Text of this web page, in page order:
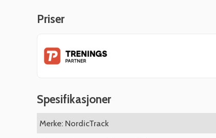
Priser
Spesifikasjoner
Merke: NordicTrack